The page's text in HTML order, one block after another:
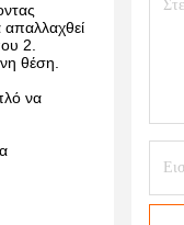
απαλλαχθεί
2.
θέση.
να